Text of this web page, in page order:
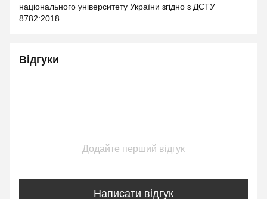
національного університету України згідно з ДСТУ
8782:2018.
Відгуки
Додайте перший відгук
Написати відгук